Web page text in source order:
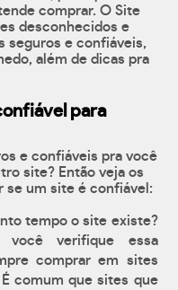
comprar. O Site
desconhecidos e
seguros e confiáveis,
além de dicas pra
para
e confiáveis pra você
site? Então veja os
se um site é confiável:
tempo o site existe?
você verifique essa
comprar em sites
comum que sites que